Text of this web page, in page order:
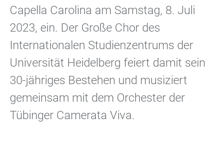
Capella Carolina am Samstag, 8. Juli
2023, ein. Der Große Chor des
Internationalen Studienzentrums der
Universität Heidelberg feiert damit sein
30-jähriges Bestehen und musiziert
gemeinsam mit dem Orchester der
Tübinger Camerata Viva.